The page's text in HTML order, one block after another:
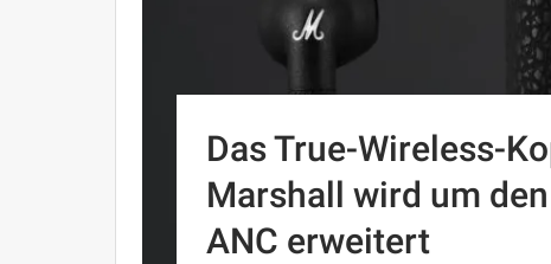
Das True-Wireless-
Marshall wird um
ANC erweitert